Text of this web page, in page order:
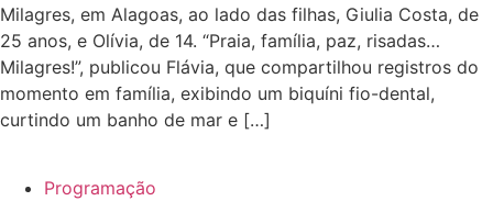
Milagres, em Alagoas, ao lado das filhas, Giulia Costa, de
25 anos, e Olívia, de 14. “Praia, família, paz, risadas…
Milagres!”, publicou Flávia, que compartilhou registros do
momento em família, exibindo um biquíni fio-dental,
curtindo um banho de mar e […]
Programação